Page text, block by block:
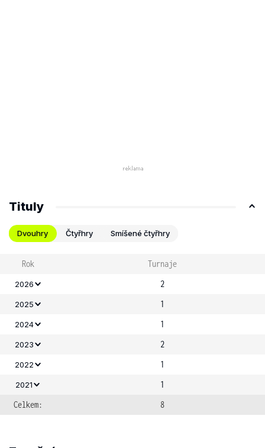
Tituly
Dvouhry Čtyřhry Smíšené čtyřhry
Rok Turnaje
2026 2
2025 1
2024 1
2023 2
2022 1
2021
1
Celkem:
8